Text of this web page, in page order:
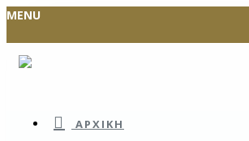
MENU
ΑΡΧΙΚΉ